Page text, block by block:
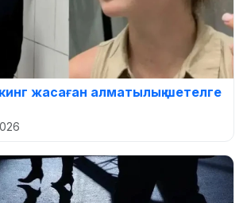
жасаған алматылық шетелге